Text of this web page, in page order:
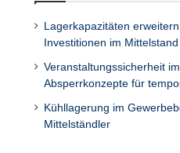
Lagerkapazitäten
Investitionen im
Veranstaltungssicherheit
Absperrkonzepte für
Kühllagerung im
Mittelständler